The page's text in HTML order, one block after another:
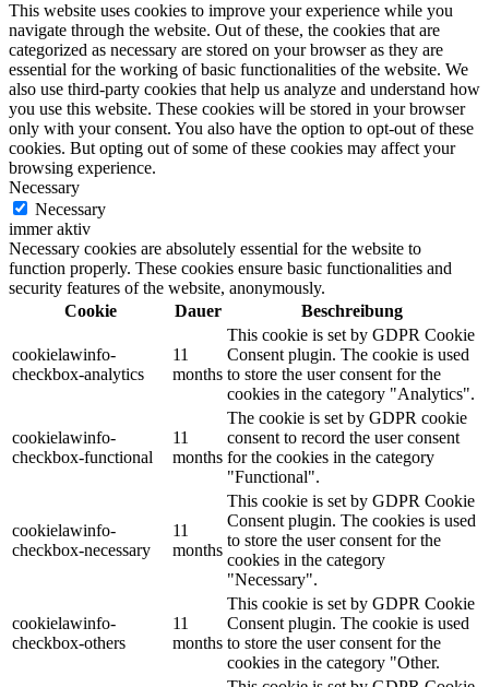
This website uses cookies to improve your experience while you
navigate through the website. Out of these, the cookies that are
categorized as necessary are stored on your browser as they are
essential for the working of basic functionalities of the website. We
also use third-party cookies that help us analyze and understand how
you use this website. These cookies will be stored in your browser
only with your consent. You also have the option to opt-out of these
cookies. But opting out of some of these cookies may affect your
browsing experience.
Necessary
Necessary
immer aktiv
Necessary cookies are absolutely essential for the website to
function properly. These cookies ensure basic functionalities and
security features of the website, anonymously.
Cookie
Dauer Beschreibung
cookielawinfo-
checkbox-analytics
11
months
This cookie is set by GDPR Cookie
Consent plugin. The cookie is used
to store the user consent for the
cookies in the category "Analytics".
cookielawinfo-
checkbox-functional
11
months
The cookie is set by GDPR cookie
consent to record the user consent
for the cookies in the category
"Functional".
cookielawinfo-
checkbox-necessary
11
months
This cookie is set by GDPR Cookie
Consent plugin. The cookies is used
to store the user consent for the
cookies in the category
"Necessary".
cookielawinfo-
checkbox-others
11
months
This cookie is set by GDPR Cookie
Consent plugin. The cookie is used
to store the user consent for the
cookies in the category "Other.